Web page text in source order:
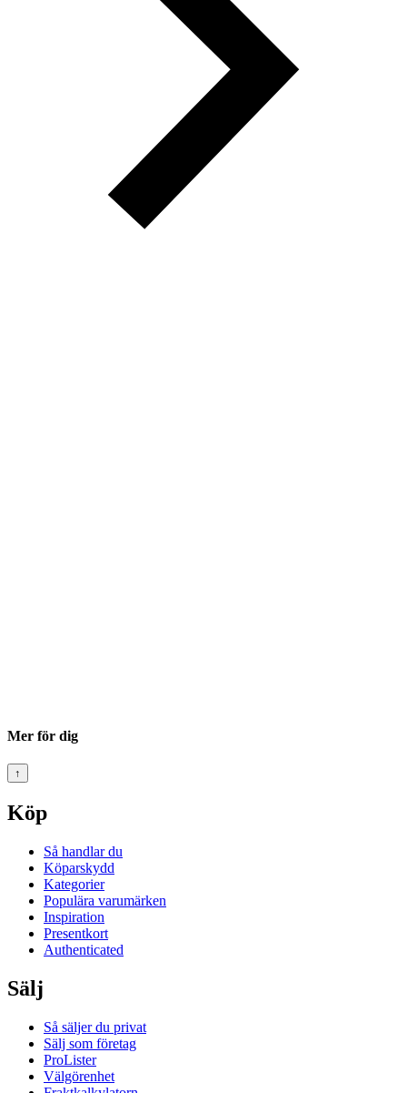
Mer för dig
↑
Köp
Så handlar du
Köparskydd
Kategorier
Populära varumärken
Inspiration
Presentkort
Authenticated
Sälj
Så säljer du privat
Sälj som företag
ProLister
Välgörenhet